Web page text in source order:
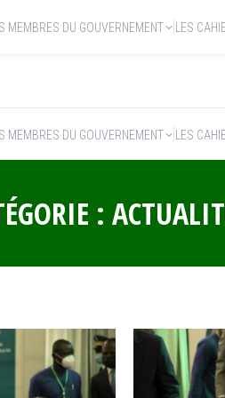
MEMBRES DU GOUVERNEMENT LES
:
MEMBRES DU GOUVERNEMENT LES